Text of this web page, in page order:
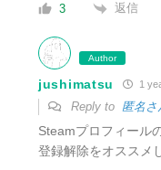
3 返信
Author
jushimatsu 1
Reply to 匿名さ
Steamプロフィール
登録解除をオススメ